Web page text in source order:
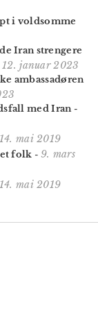
i voldsomme
Iran strengere
12. januar 2023
ambassadøren
med Iran-
14. mai 2019
folk - 9. mars
14. mai 2019